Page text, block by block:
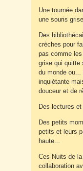
Une tournée
une souris grise
Des
crèches pour
pas comme
grise qui quitte
du monde ou...
inquiétante
douceur et de
Des lectures
Des petits
petits et leurs
haute...
Ces Nuits de
collaboration